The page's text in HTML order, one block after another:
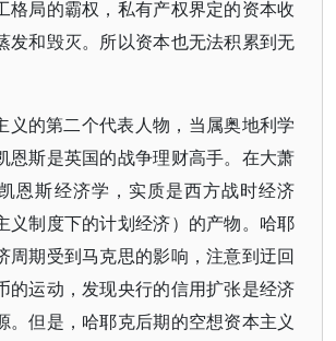
格局的霸权，私有产权界定的资本收
发和毁灭。所以资本也无法积累到无
义的第二个代表人物，当属奥地利学
恩斯是英国的战争理财高手。在大萧
恩斯经济学，实质是西方战时经济
义制度下的计划经济）的产物。哈耶
周期受到马克思的影响，注意到迂回
的运动，发现央行的信用扩张是经济
。但是，哈耶克后期的空想资本主义